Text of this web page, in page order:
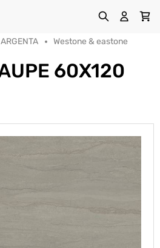
ARGENTA Westone & eastone
60X120